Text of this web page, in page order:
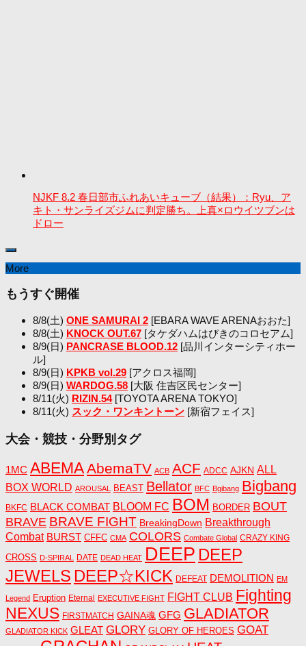
NJKF 8.2 春日部市ふれあいキューブ（結果）：Ryu、ア
キト・サンライズジムに判定勝ち。上真×ロウイツブンは
ドロー
More
もうすぐ開催
8/8(土) ONE SAMURAI 2 [EBARA WAVE ARENAおおた]
8/8(土) KNOCK OUT.67 [タケダハムはびきのコロセアム]
8/9(日) PANCRASE BLOOD.12 [品川インターシティホー
ル]
8/9(日) KPKB vol.29 [アクロス福岡]
8/9(日) WARDOG.58 [大阪 住吉区民センター]
8/11(火) RIZIN.54[TOYOTA ARENA TOKYO]
8/11(火) スック・ワンキントーン [新宿フェイス]
大会・競技・分野別タグ
1MC ABEMAAbemaTV ACB ACF ADCC AJKN ALL
BOX WORLD AROUSAL BEAST Bellator BFC Bgibang Bigbang
BKFC BLACK COMBAT BLOOM FC BOM BORDER BOUT
BRAVE BRAVE FIGHT BreakingDown Breakthrough
Combat BURST CFFC CMA COLORS Combate Global CRAZY KING
CROSS D-SPIRAL DATE DEAD HEAT DEEP DEEP
JEWELS DEEP☆KICK DEFEAT DEMOLITION EM
Legend Eruption Eternal EXECUTIVE FIGHT FIGHT CLUB Fighting
NEXUS FIRSTMATCH GAINA魂 GFG GLADIATOR
GLADIATOR KICK GLEAT GLORY GLORY OF HEROES GOAT